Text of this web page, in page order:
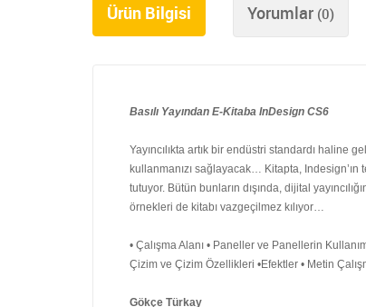
Ürün Bilgisi Yorumlar (0)
Basılı Yayından E-Kitaba InDesign CS6
Yayıncılıkta artık bir endüstri standardı haline
kullanmanızı sağlayacak… Kitapta,
tutuyor. Bütün bunların dışında, dijital
örnekleri de kitabı vazgeçilmez kılıyor…
• Çalışma Alanı • Paneller ve Panellerin
Çizim ve Çizim Özellikleri •Efektler • Metin
Gökçe Türkay